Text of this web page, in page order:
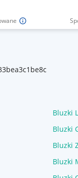
Bluzki
Bluzki
Bluzki
Bluzki